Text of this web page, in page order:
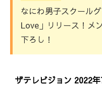
なにわ男子スクール
Love」リリース！メ
下ろし！
ザテレビジョン 2022